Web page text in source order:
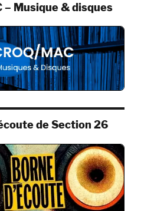
»
– Musique & disques
de Section 26